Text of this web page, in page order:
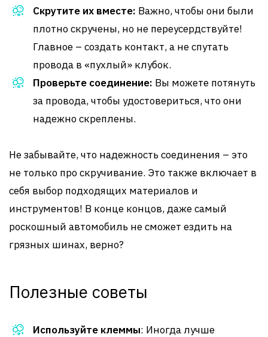
Скрутите их вместе: Важно, чтобы они были
плотно скручены, но не переусердствуйте!
Главное – создать контакт, а не спутать
провода в «пухлый» клубок.
Проверьте соединение: Вы можете потянуть
за провода, чтобы удостовериться, что они
надежно скреплены.
Не забывайте, что надежность соединения – это
не только про скручивание. Это также включает в
себя выбор подходящих материалов и
инструментов! В конце концов, даже самый
роскошный автомобиль не сможет ездить на
грязных шинах, верно?
Полезные советы
Используйте клеммы: Иногда лучше